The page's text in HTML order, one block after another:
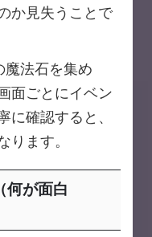
か見失うことで
魔法石を集め
面ごとにイベン
に確認すると、
ります。
何が面白